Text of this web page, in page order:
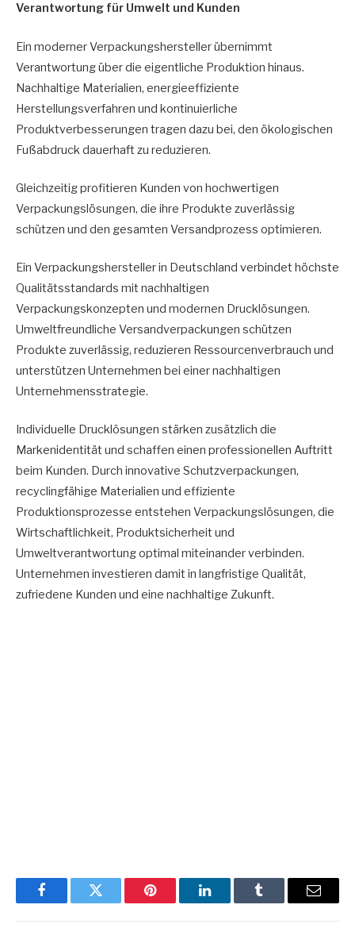
Verantwortung für Umwelt und Kunden
Ein moderner Verpackungshersteller übernimmt
Verantwortung über die eigentliche Produktion hinaus.
Nachhaltige Materialien, energieeffiziente
Herstellungsverfahren und kontinuierliche
Produktverbesserungen tragen dazu bei, den ökologischen
Fußabdruck dauerhaft zu reduzieren.
Gleichzeitig profitieren Kunden von hochwertigen
Verpackungslösungen, die ihre Produkte zuverlässig
schützen und den gesamten Versandprozess optimieren.
Ein Verpackungshersteller in Deutschland verbindet höchste
Qualitätsstandards mit nachhaltigen
Verpackungskonzepten und modernen Drucklösungen.
Umweltfreundliche Versandverpackungen schützen
Produkte zuverlässig, reduzieren Ressourcenverbrauch und
unterstützen Unternehmen bei einer nachhaltigen
Unternehmensstrategie.
Individuelle Drucklösungen stärken zusätzlich die
Markenidentität und schaffen einen professionellen Auftritt
beim Kunden. Durch innovative Schutzverpackungen,
recyclingfähige Materialien und effiziente
Produktionsprozesse entstehen Verpackungslösungen, die
Wirtschaftlichkeit, Produktsicherheit und
Umweltverantwortung optimal miteinander verbinden.
Unternehmen investieren damit in langfristige Qualität,
zufriedene Kunden und eine nachhaltige Zukunft.
FacebookTwitter Pinterest LinkedInTumblr Email